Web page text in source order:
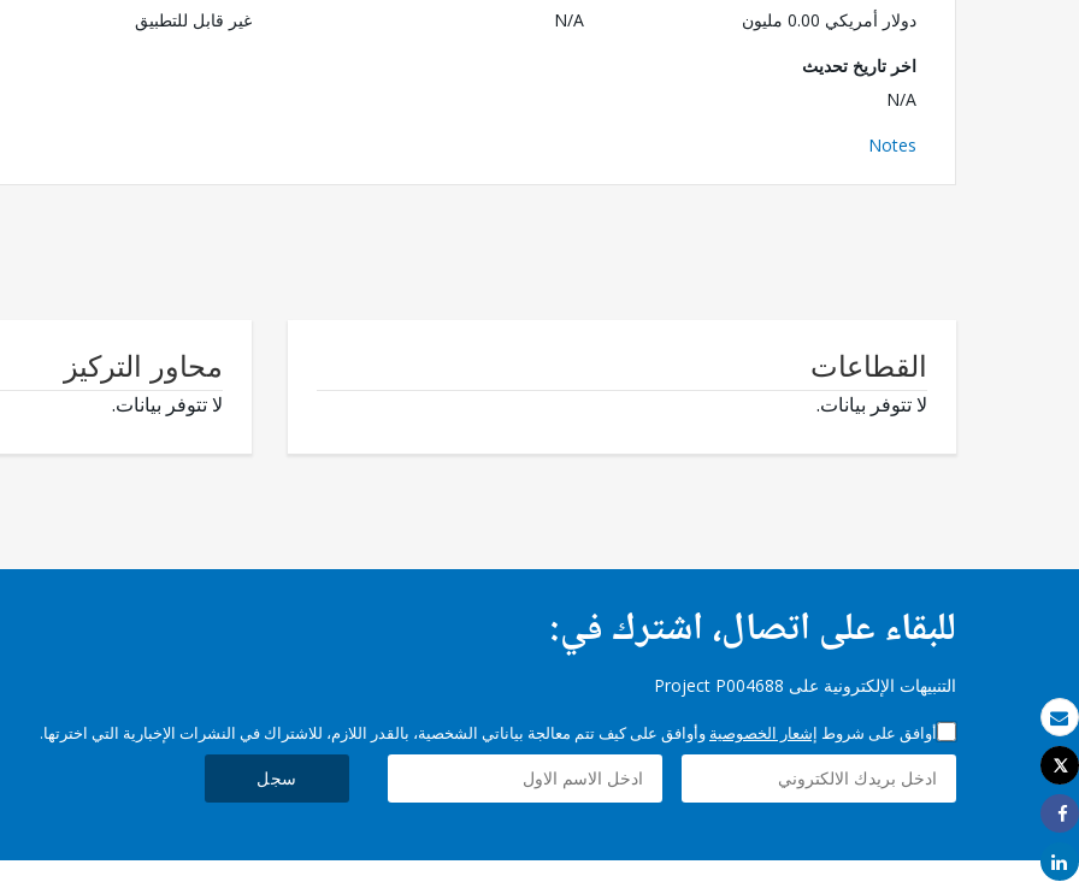
بريد الكتروني
طباعة
Tweet
Share
Share
دولار أمريكي 0.00 مليون
N/A
غير قابل للتطبيق
اخر تاريخ تحديث
N/A
Notes
القطاعات
لا تتوفر بيانات.
محاور التركيز
لا تتوفر بيانات.
للبقاء على اتصال، اشترك في:
التنبيهات الإلكترونية على Project P004688
أوافق على شروط إشعار الخصوصية وأوافق على كيف تتم معالجة بياناتي الشخصية، بالقدر اللازم، للاشتراك في النشرات الإخبارية التي اخترتها.
سجل